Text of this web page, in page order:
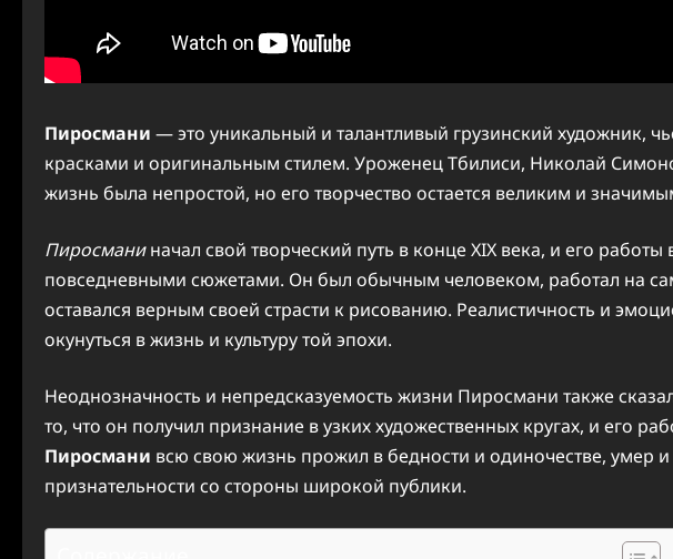
Пиросмани — это уникальный и талантливый грузинский художник,
красками и оригинальным стилем. Уроженец Тбилиси, Николай
жизнь была непростой, но его творчество остается великим и
Пиросманиначал свой творческий путь в конце XIX века, и его
повседневными сюжетами. Он был обычным человеком, работал на
оставался верным своей страсти к рисованию. Реалистичность и
окунуться в жизнь и культуру той эпохи.
Неоднозначность и непредсказуемость жизни Пиросмани также
то, что он получил признание в узких художественных кругах, и его
Пиросмани всю свою жизнь прожил в бедности и одиночестве, умер
признательности со стороны широкой публики.